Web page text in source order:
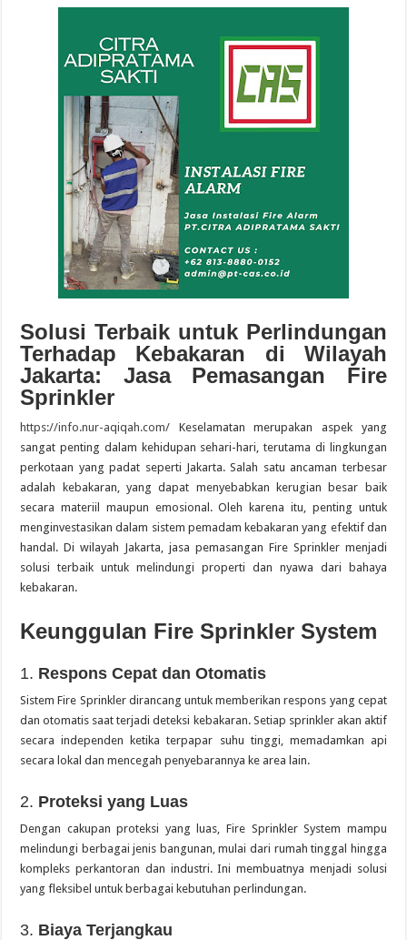
Solusi Terbaik untuk Perlindungan
Terhadap Kebakaran di Wilayah
Jakarta: Jasa Pemasangan Fire
Sprinkler
https://info.nur-aqiqah.com/ Keselamatan merupakan aspek yang
sangat penting dalam kehidupan sehari-hari, terutama di lingkungan
perkotaan yang padat seperti Jakarta. Salah satu ancaman terbesar
adalah kebakaran, yang dapat menyebabkan kerugian besar baik
secara materiil maupun emosional. Oleh karena itu, penting untuk
menginvestasikan dalam sistem pemadam kebakaran yang efektif dan
handal. Di wilayah Jakarta, jasa pemasangan Fire Sprinkler menjadi
solusi terbaik untuk melindungi properti dan nyawa dari bahaya
kebakaran.
Keunggulan Fire Sprinkler System
1. Respons Cepat dan Otomatis
Sistem Fire Sprinkler dirancang untuk memberikan respons yang cepat
dan otomatis saat terjadi deteksi kebakaran. Setiap sprinkler akan aktif
secara independen ketika terpapar suhu tinggi, memadamkan api
secara lokal dan mencegah penyebarannya ke area lain.
2. Proteksi yang Luas
Dengan cakupan proteksi yang luas, Fire Sprinkler System mampu
melindungi berbagai jenis bangunan, mulai dari rumah tinggal hingga
kompleks perkantoran dan industri. Ini membuatnya menjadi solusi
yang fleksibel untuk berbagai kebutuhan perlindungan.
3. Biaya Terjangkau